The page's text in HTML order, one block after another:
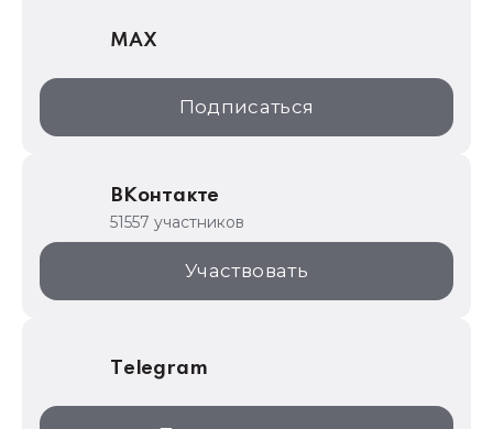
1С:Дистрибьюция
1С:Образование
ИТС.1C.ru
1С для торговли
1С:Торговая площадка
MAX
Подписаться
ВКонтакте
51557 участников
Участвовать
Telegram